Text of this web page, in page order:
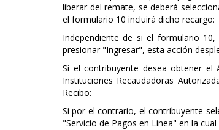
liberar del remate, se deberá
el formulario 10 incluirá dicho recargo:
Independiente de si el formulario
presionar "Ingresar", esta acción
Si el contribuyente desea obtener
Instituciones Recaudadoras
Recibo:
Si por el contrario, el contribuyente
"Servicio de Pagos en Línea" en la